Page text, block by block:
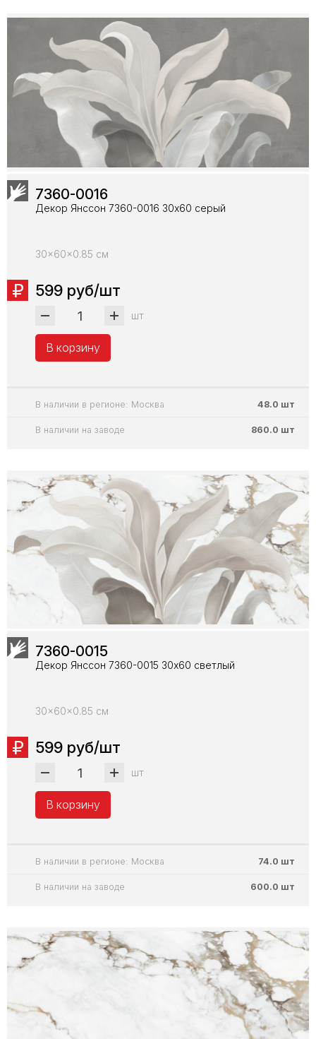
7360-0016
Декор Янссон 7360-0016 30х60 серый
30x60x0.85 см
599 руб/шт
шт
В корзину
В наличии в регионе: Москва 48.0 шт
В наличии на заводе 860.0 шт
7360-0015
Декор Янссон 7360-0015 30х60 светлый
30x60x0.85 см
599 руб/шт
шт
В корзину
В наличии в регионе: Москва 74.0 шт
В наличии на заводе 600.0 шт